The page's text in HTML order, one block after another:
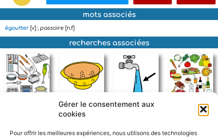
Gérer le consentement aux
cookies
Pour offrir les meilleures expériences, nous utilisons des technologies
mots associés
égoutter [v] ; passoire [n.f]
recherches associées
passoire eau aliment